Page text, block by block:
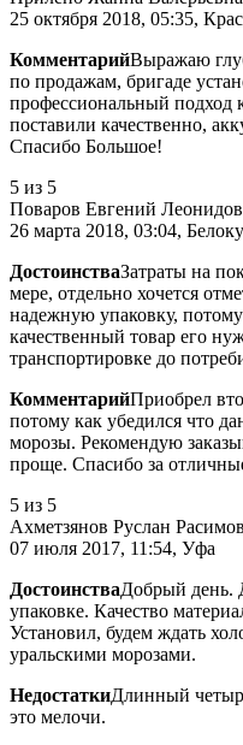
25 октября 2018, 05:35,
КомментарийВыражаю
по продажам, бригаде
профессиональный подход
поставили качественно,
Спасибо Большое!
5 из 5
Поваров Евгений
26 марта 2018, 03:04,
ДостоинстваЗатраты на
мере, отдельно хочется
надежную упаковку,
качественный товар его
транспортировке до
КомментарийПриобрел
потому как убедился что
морозы. Рекомендую
проще. Спасибо за
5 из 5
Ахметзянов Руслан
07 июля 2017, 11:54, Уфа
ДостоинстваДобрый день.
упаковке. Качество
Установил, будем ждать
уральскими морозами.
НедостаткиДлинный
это мелочи.